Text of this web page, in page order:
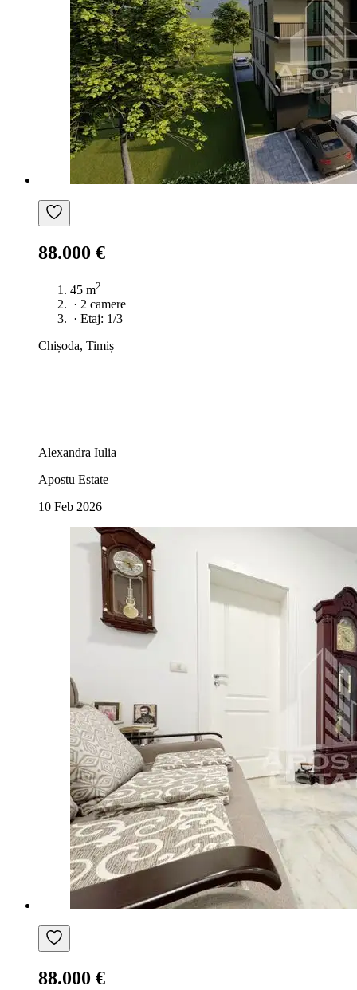
88.000 €
45 m2
· 2 camere
· Etaj: 1/3
Chișoda, Timiș
Alexandra Iulia
Apostu Estate
10 Feb 2026
88.000 €